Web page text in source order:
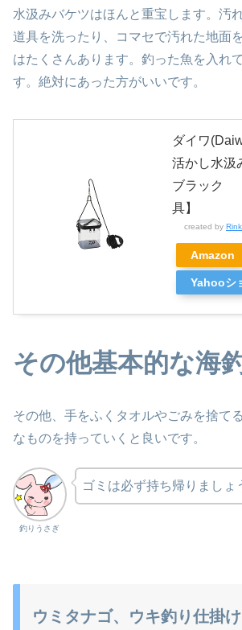
水汲みバケツはほんと重宝します。汚
道具を洗ったり、コマセで汚れた地面
はたくさんあります。釣った魚を入れ
す。絶対にあった方がいいです。
ダイワ
活かし水汲
ブラック
具】
created by
Amazon
Yahooシ
その他基本的な海
その他、手をふくタオルやごみを捨て
なものを持っていくと良いです。
釣りうさぎ
ゴミは必ず持ち帰りましょ
ウミタナゴ、ウキ釣り仕掛